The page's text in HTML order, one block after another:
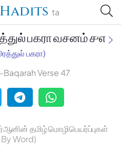
ta
பகரா வசனம் ௪௭
பகரா)
Baqarah Verse 47
தமிழ் மொழிபெயர்ப்புகள்
Word)